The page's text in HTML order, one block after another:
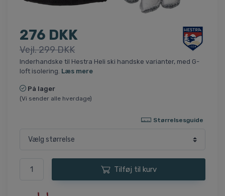
276 DKK
Vejl. 299 DKK
Inderhandske til Hestra Heli ski handske varianter, med G-
loft isolering. Læs mere
På lager
(Vi sender alle hverdage)
Størrelsesguide
Tilføj til kurv